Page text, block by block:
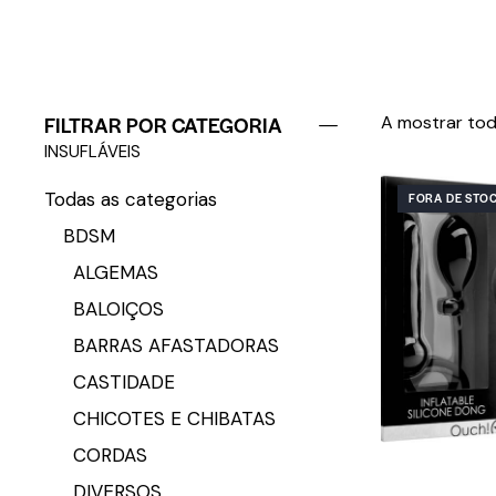
A mostrar
FORA DE
FILTRAR POR CATEGORIA
INSUFLÁVEIS
Todas as categorias
BDSM
ALGEMAS
BALOIÇOS
BARRAS AFASTADORAS
CASTIDADE
CHICOTES E CHIBATAS
CORDAS
DIVERSOS